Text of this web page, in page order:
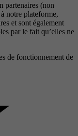
partenaires (non
notre plateforme,
et sont également
par le fait qu’elles ne
de fonctionnement de